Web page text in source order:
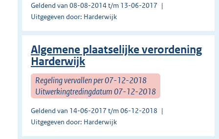
Geldend van 08-08-2014 t/m 13-06-2017
Uitgegeven door: Harderwijk
Algemene plaatselijke verordening
Harderwijk
Regeling vervallen per 07-12-2018
Uitwerkingtredingdatum 07-12-2018
Geldend van 14-06-2017 t/m 06-12-2018
Uitgegeven door: Harderwijk